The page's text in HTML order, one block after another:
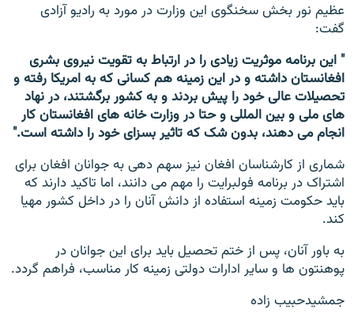
عظیم نور بخش سخنگوی این وزارت در مورد به رادیو آزادی
گفت:
" این برنامه موثریت زیادی را در ارتباط به تقویت نیروی بشری
افغانستان داشته و در این زمینه هم کسانی که به امریکا رفته و
تحصیلات عالی خود را پیش بردند و به کشور برگشتند، در نهاد
های ملی و بین المللی و حتا در وزارت خانه های افغانستان کار
انجام می دهند، بدون شک که تاثیر بسزای خود را داشته است."
شماری از کارشناسان افغان نیز سهم دهی به جوانان افغان برای
اشتراک در برنامه فولبرایت را مهم می دانند، اما تاکید دارند که
باید حکومت زمینه استفاده از دانش آنان را در داخل کشور مهیا
کند.
به باور آنان، پس از ختم تحصیل باید برای این جوانان در
پوهنتون ها و سایر ادارات دولتی زمینه کار مناسب، فراهم گردد.
جمشیدحبیب زاده